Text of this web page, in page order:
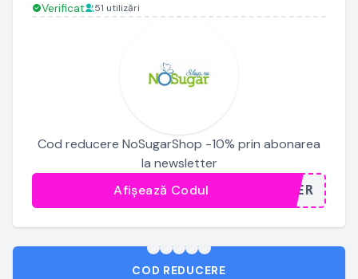
Verificat 51 utilizări
Cod reducere NoSugarShop -10% prin abonarea
la newsletter
...TER
Afișează Codul
COD REDUCERE